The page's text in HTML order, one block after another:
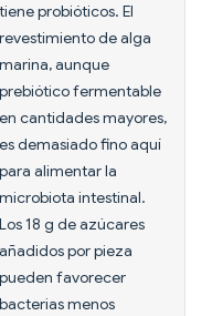
tiene probióticos. El
revestimiento de alga
marina, aunque
prebiótico fermentable
en cantidades mayores,
es demasiado fino aquí
para alimentar la
microbiota intestinal.
Los 18 g de azúcares
añadidos por pieza
pueden favorecer
bacterias menos